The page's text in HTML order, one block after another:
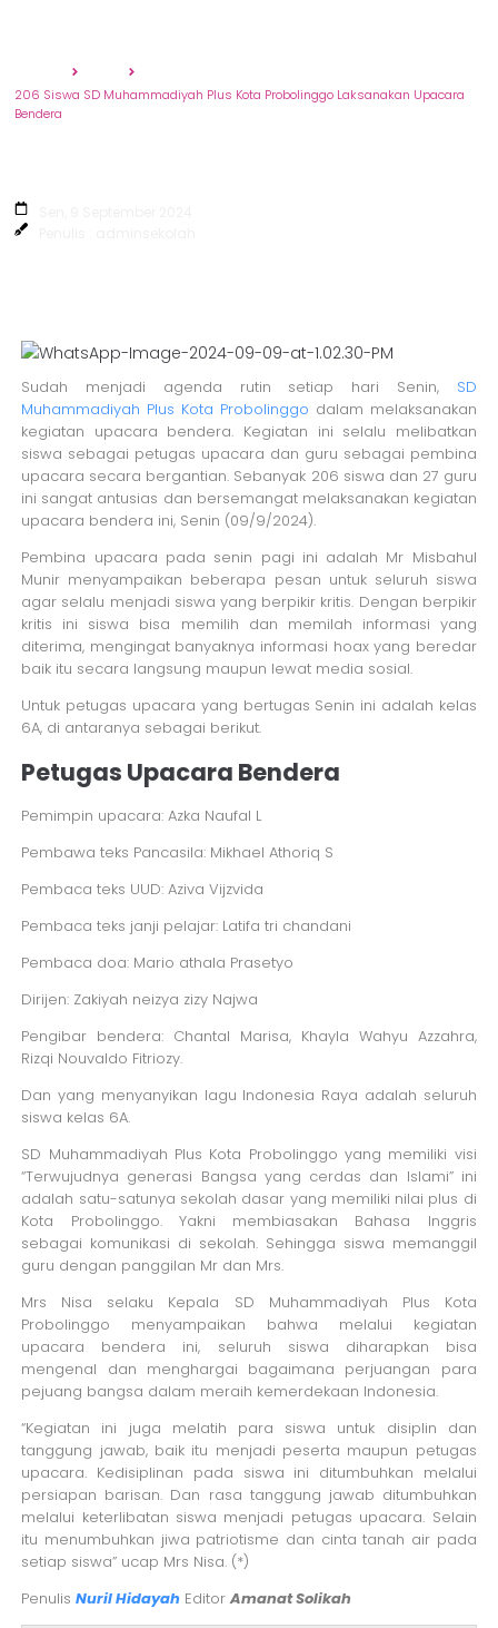
206 Siswa SD Muhammadiyah Plus Kota Probolinggo Laksanakan Upacara
Bendera
Sudah menjadi agenda rutin setiap hari Senin, SD
Muhammadiyah Plus Kota Probolinggo dalam melaksanakan
kegiatan upacara bendera. Kegiatan ini selalu melibatkan
siswa sebagai petugas upacara dan guru sebagai pembina
upacara secara bergantian. Sebanyak 206 siswa dan 27 guru
ini sangat antusias dan bersemangat melaksanakan kegiatan
upacara bendera ini, Senin (09/9/2024).
Pembina upacara pada senin pagi ini adalah Mr Misbahul
Munir menyampaikan beberapa pesan untuk seluruh siswa
agar selalu menjadi siswa yang berpikir kritis. Dengan berpikir
kritis ini siswa bisa memilih dan memilah informasi yang
diterima, mengingat banyaknya informasi hoax yang beredar
baik itu secara langsung maupun lewat media sosial.
Untuk petugas upacara yang bertugas Senin ini adalah kelas
6A, di antaranya sebagai berikut.
Petugas Upacara Bendera
Pemimpin upacara: Azka Naufal L
Pembawa teks Pancasila: Mikhael Athoriq S
Pembaca teks UUD: Aziva Vijzvida
Pembaca teks janji pelajar: Latifa tri chandani
Pembaca doa: Mario athala Prasetyo
Dirijen: Zakiyah neizya zizy Najwa
Pengibar bendera: Chantal Marisa, Khayla Wahyu Azzahra,
Rizqi Nouvaldo Fitriozy.
Dan yang menyanyikan lagu Indonesia Raya adalah seluruh
siswa kelas 6A.
SD Muhammadiyah Plus Kota Probolinggo yang memiliki visi
“Terwujudnya generasi Bangsa yang cerdas dan Islami” ini
adalah satu-satunya sekolah dasar yang memiliki nilai plus di
Kota Probolinggo. Yakni membiasakan Bahasa Inggris
sebagai komunikasi di sekolah. Sehingga siswa memanggil
guru dengan panggilan Mr dan Mrs.
Mrs Nisa selaku Kepala SD Muhammadiyah Plus Kota
Probolinggo menyampaikan bahwa melalui kegiatan
upacara bendera ini, seluruh siswa diharapkan bisa
mengenal dan menghargai bagaimana perjuangan para
pejuang bangsa dalam meraih kemerdekaan Indonesia.
“Kegiatan ini juga melatih para siswa untuk disiplin dan
tanggung jawab, baik itu menjadi peserta maupun petugas
upacara. Kedisiplinan pada siswa ini ditumbuhkan melalui
persiapan barisan. Dan rasa tanggung jawab ditumbuhkan
melalui keterlibatan siswa menjadi petugas upacara. Selain
itu menumbuhkan jiwa patriotisme dan cinta tanah air pada
setiap siswa” ucap Mrs Nisa. (*)
PenulisNuril Hidayah EditorAmanat Solikah